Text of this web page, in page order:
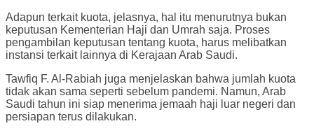
Adapun terkait kuota, jelasnya, hal itu menurutnya bukan
keputusan Kementerian Haji dan Umrah saja. Proses
pengambilan keputusan tentang kuota, harus melibatkan
instansi terkait lainnya di Kerajaan Arab Saudi.
Tawfiq F. Al-Rabiah juga menjelaskan bahwa jumlah kuota
tidak akan sama seperti sebelum pandemi. Namun, Arab
Saudi tahun ini siap menerima jemaah haji luar negeri dan
persiapan terus dilakukan.